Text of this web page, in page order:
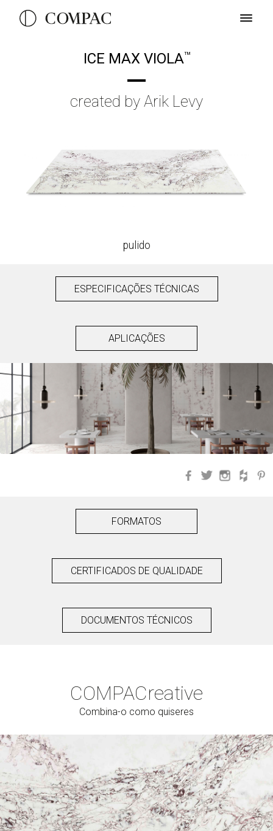
ICE MAX VIOLATM
created by Arik Levy
pulido
ESPECIFICAÇÕES TÉCNICAS
APLICAÇÕES
Facebook
Twitter
FORMATOS
CERTIFICADOS DE QUALIDADE
DOCUMENTOS TÉCNICOS
COMPACreative
Combina-o como quiseres